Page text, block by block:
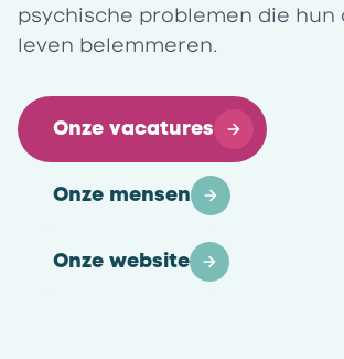
psychische problemen die hun
leven belemmeren.
Onze vacatures
Onze mensen
Onze website